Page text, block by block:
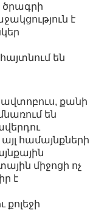
է
են
քանի
են
համայնքների
միջոցի ոչ
է
քոլեջի